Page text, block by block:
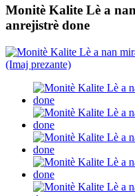
Monitè Kalite Lè a
anrejistrè done